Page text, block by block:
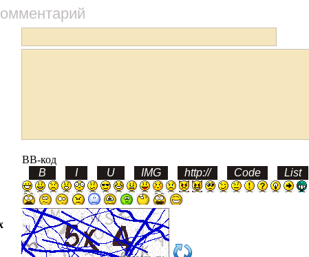
BB-код